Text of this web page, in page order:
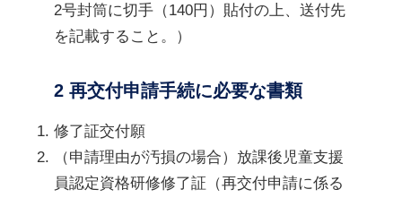
2号封筒に切手（140円）貼付の上、送付先
を記載すること。）
2 再交付申請手続に必要な書類
修了証交付願
（申請理由が汚損の場合）放課後児童支援
員認定資格研修修了証（再交付申請に係る